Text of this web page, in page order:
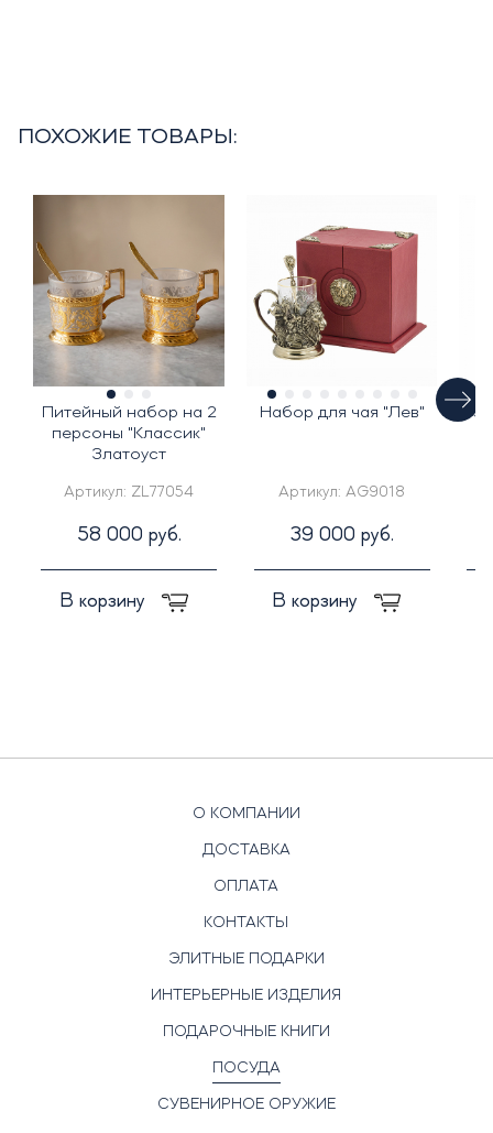
ПОХОЖИЕ ТОВАРЫ:
Питейный набор на 2
персоны "Классик"
Златоуст
Артикул: ZL77054
58 000 руб.
В корзину
Набор для чая "Лев"
Артикул: AG9018
39 000 руб.
В корзину
О КОМПАНИИ
ДОСТАВКА
ОПЛАТА
КОНТАКТЫ
ЭЛИТНЫЕ ПОДАРКИ
ИНТЕРЬЕРНЫЕ ИЗДЕЛИЯ
ПОДАРОЧНЫЕ КНИГИ
ПОСУДА
СУВЕНИРНОЕ ОРУЖИЕ